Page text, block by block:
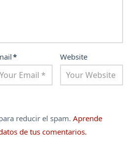
* Website
reducir el spam.Aprende
de tus comentarios.